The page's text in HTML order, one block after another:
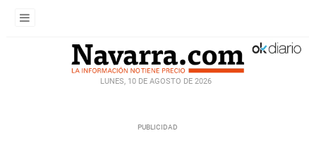
LUNES, 10 DE AGOSTO DE 2026